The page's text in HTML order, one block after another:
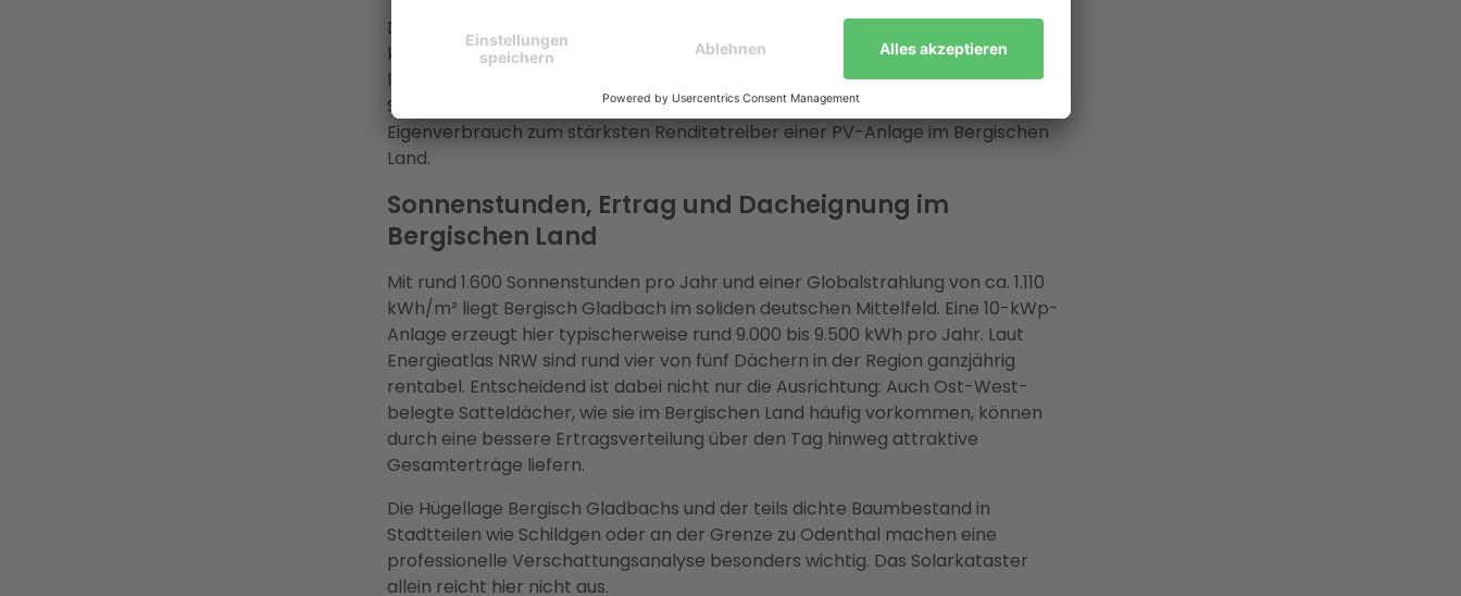
Die Frage nach der Wirtschaftlichkeit lässt sich für Bergisch Gladbach mit
konkreten Zahlen beantworten. Der lokale Grundversorgungspreis bei BELKAW
liegt bei 0,38 € pro kWh. Jede Kilowattstunde, die Ihre PV-Anlage erzeugt und
Sie selbst verbrauchen, ersetzt teuren Netzstrom. Das macht den
Eigenverbrauch zum stärksten Renditetreiber einer PV-Anlage im Bergischen
Land.
Sonnenstunden, Ertrag und Dacheignung im
Bergischen Land
Mit rund 1.600 Sonnenstunden pro Jahr und einer Globalstrahlung von ca. 1.110
kWh/m² liegt Bergisch Gladbach im soliden deutschen Mittelfeld. Eine 10-kWp-
Anlage erzeugt hier typischerweise rund 9.000 bis 9.500 kWh pro Jahr. Laut
Energieatlas NRW sind rund vier von fünf Dächern in der Region ganzjährig
rentabel. Entscheidend ist dabei nicht nur die Ausrichtung: Auch Ost-West-
belegte Satteldächer, wie sie im Bergischen Land häufig vorkommen, können
durch eine bessere Ertragsverteilung über den Tag hinweg attraktive
Gesamterträge liefern.
Die Hügellage Bergisch Gladbachs und der teils dichte Baumbestand in
Stadtteilen wie Schildgen oder an der Grenze zu Odenthal machen eine
professionelle Verschattungsanalyse besonders wichtig. Das Solarkataster
allein reicht hier nicht aus.